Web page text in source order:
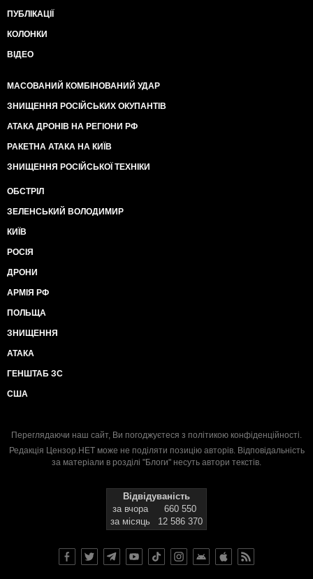
ПУБЛІКАЦІЇ
КОЛОНКИ
ВІДЕО
МАСОВАНИЙ КОМБІНОВАНИЙ УДАР
ЗНИЩЕННЯ РОСІЙСЬКИХ ОКУПАНТІВ
АТАКА ДРОНІВ НА РЕГІОНИ РФ
РАКЕТНА АТАКА НА КИЇВ
ЗНИЩЕННЯ РОСІЙСЬКОЇ ТЕХНІКИ
ОБСТРІЛ
ЗЕЛЕНСЬКИЙ ВОЛОДИМИР
КИЇВ
РОСІЯ
ДРОНИ
АРМІЯ РФ
ПОЛЬЩА
ЗНИЩЕННЯ
АТАКА
ГЕНШТАБ ЗС
США
Переглядаючи наш сайт, Ви погоджуєтеся з політикою конфіденційності.
Редакція Цензор.НЕТ може не поділяти позицію авторів. Відповідальність
за матеріали в розділі "Блоги" несуть автори текстів.
Відвідуваність
за вчора
660 550
за місяць
12 586 370